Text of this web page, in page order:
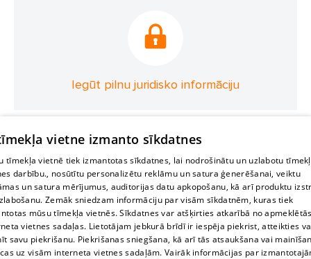
Iegūt pilnu juridisko informāciju
vietne izmanto sīkdatnes
tīmekļa vietnē tiek izmantotas sīkdatnes, lai nodrošinātu un uzlabotu
darbību., nosūtītu personalizētu reklāmu un satura ģenerēšanai, veiktu
un satura mērījumus, auditorijas datu apkopošanu, kā arī produktu
Zemāk sniedzam informāciju par visām sīkdatnēm, kuras tiek
mūsu tīmekļa vietnēs. Sīkdatnes var atšķirties atkarībā no
vietnes sadaļas. Lietotājam jebkurā brīdī ir iespēja piekrist, atteikties
savu piekrišanu. Piekrišanas sniegšana, kā arī tās atsaukšana vai
uz visām interneta vietnes sadaļām. Vairāk informācijas par